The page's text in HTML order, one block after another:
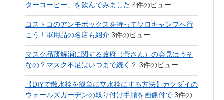
ターコーヒー」を飲んでみました 4件のビュー
コストコのアンモボックスを持ってソロキャンプへ行
こう！軍用品の名店も紹介 3件のビュー
マスク品薄解消に関する政府（菅さん）の会見はうそ
なの？マスク不足はいつまで続く？ 3件のビュー
【DIYで散水栓を簡単に立水栓にする方法】カクダイの
ウェールズガーデンの取り付け手順を画像付で 3件の